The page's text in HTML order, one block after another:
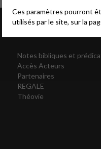
Liens utiles
Notes bibliques et
Accès Acteurs
Partenaires
REGALE
Théovie
Ces paramètres pourront
utilisés par le site, sur la